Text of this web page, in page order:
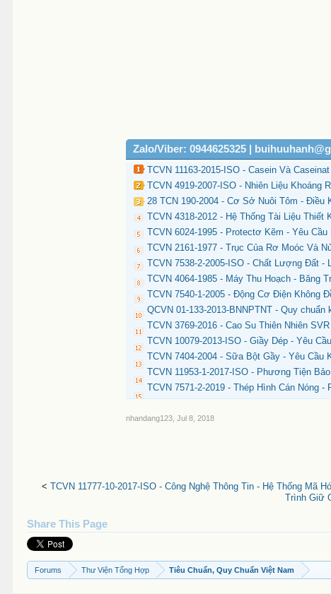
Zalo/Viber: 0944625325 |
TCVN 11163-2015-ISO - Casein Và
TCVN 4919-2007-ISO - Nhiên Liệu Khoáng
28 TCN 190-2004 - Cơ Sở Nuôi Tôm - Ðiều
TCVN 4318-2012 - Hệ Thống Tài Liệu
TCVN 6024-1995 - Protectơ Kẽm - Yêu
TCVN 2161-1977 - Trục Của Rơ Moóc Và
TCVN 7538-2-2005-ISO - Chất Lượng Đất
TCVN 4064-1985 - Máy Thu Hoạch - Băng
TCVN 7540-1-2005 - Động Cơ Điện Không
QCVN 01-133-2013-BNNPTNT - Quy
TCVN 3769-2016 - Cao Su Thiên Nhiên
TCVN 10079-2013-ISO - Giầy Dép - Yêu
TCVN 7404-2004 - Sữa Bột Gầy - Yêu Cầu
TCVN 11953-1-2017-ISO - Phương Tiện
TCVN 7571-2-2019 - Thép Hình Cán Nóng
nhandang123 Jul 8, 2018
< TCVN 11777-10-2017-ISO - Công Nghệ Thông Tin - Hệ Thống Mã
Trình Giữ
Share This Page
Forums Thư Viện Tổng Hợp Tiêu Chuẩn, Quy Chuẩn Việt Nam